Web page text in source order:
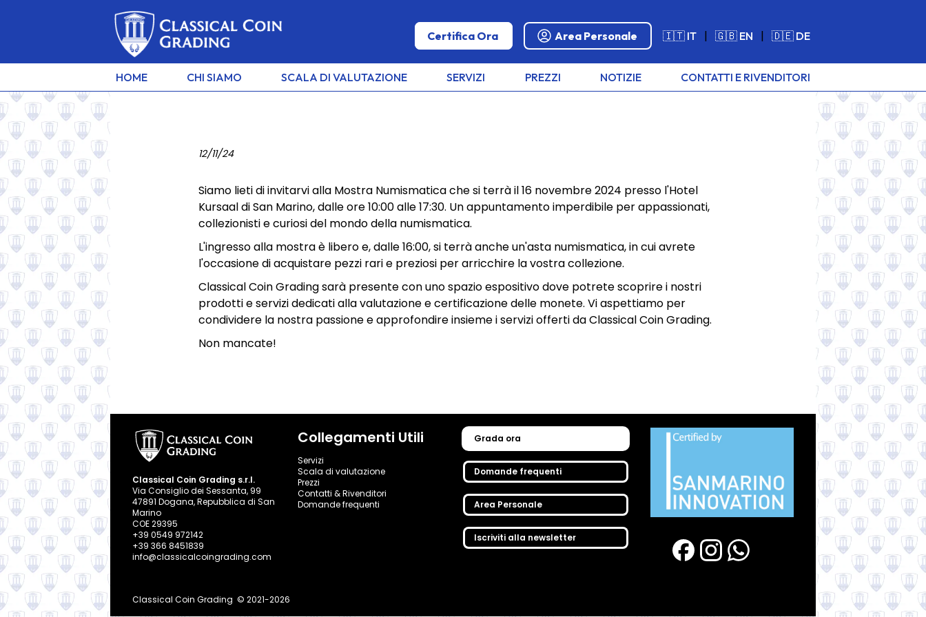
Certifica Ora Area Personale 🇮🇹 IT 🇬🇧 EN 🇩🇪 DE
HOME CHI SIAMO SCALA DI VALUTAZIONE SERVIZI PREZZI NOTIZIE CONTATTI E RIVENDITORI
CONVEGNO NUMISMATICO
Esplora il mondo della numismatica: ti
aspettiamo a San Marino!
12/11/24
Siamo lieti di invitarvi alla Mostra Numismatica che si terrà il 16 novembre 2024 presso l'Hotel
Kursaal di San Marino, dalle ore 10:00 alle 17:30. Un appuntamento imperdibile per appassionati,
collezionisti e curiosi del mondo della numismatica.
L'ingresso alla mostra è libero e, dalle 16:00, si terrà anche un'asta numismatica, in cui avrete
l'occasione di acquistare pezzi rari e preziosi per arricchire la vostra collezione.
Classical Coin Grading sarà presente con uno spazio espositivo dove potrete scoprire i nostri
prodotti e servizi dedicati alla valutazione e certificazione delle monete. Vi aspettiamo per
condividere la nostra passione e approfondire insieme i servizi offerti da Classical Coin Grading.
Non mancate!
Classical Coin Grading s.r.l.
Via Consiglio dei Sessanta, 99
47891 Dogana, Repubblica di San
Marino
COE 29395
+39 0549 972142
+39 366 8451839
info@classicalcoingrading.com
Collegamenti Utili
Servizi
Scala di valutazione
Prezzi
Contatti & Rivenditori
Domande frequenti
Grada ora
Domande frequenti
Area Personale
Iscriviti alla newsletter
Classical Coin Grading © 2021-2026